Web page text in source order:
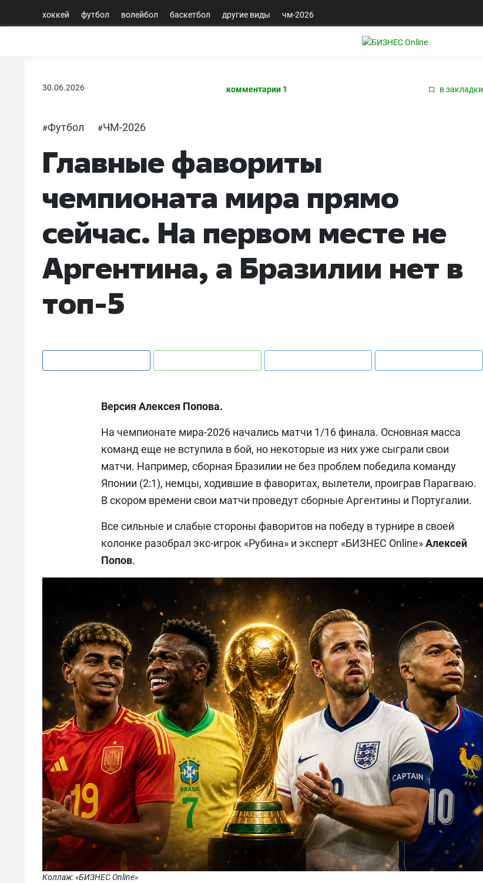
хоккей футбол волейбол баскетбол другие виды чм-2026
30.06.2026 комментарии 1 в закладки
#Футбол #ЧМ-2026
Главные фавориты
чемпионата мира прямо
сейчас. На первом месте не
Аргентина, а Бразилии нет в
топ-5
Версия Алексея Попова.
На чемпионате мира-2026 начались матчи 1/16 финала. Основная масса
команд еще не вступила в бой, но некоторые из них уже сыграли свои
матчи. Например, сборная Бразилии не без проблем победила команду
Японии (2:1), немцы, ходившие в фаворитах, вылетели, проиграв Парагваю.
В скором времени свои матчи проведут сборные Аргентины и Португалии.
Все сильные и слабые стороны фаворитов на победу в турнире в своей
колонке разобрал экс-игрок «Рубина» и эксперт «БИЗНЕС Online»Алексей
Попов.
Коллаж: «БИЗНЕС Online»